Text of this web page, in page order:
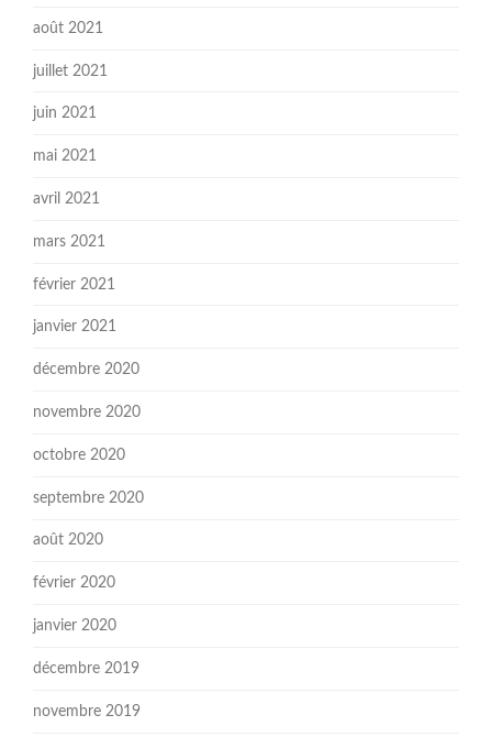
août 2021
juillet 2021
juin 2021
mai 2021
avril 2021
mars 2021
février 2021
janvier 2021
décembre 2020
novembre 2020
octobre 2020
septembre 2020
août 2020
février 2020
janvier 2020
décembre 2019
novembre 2019